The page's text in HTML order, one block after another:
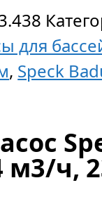
для
, Speck
м3/ч,